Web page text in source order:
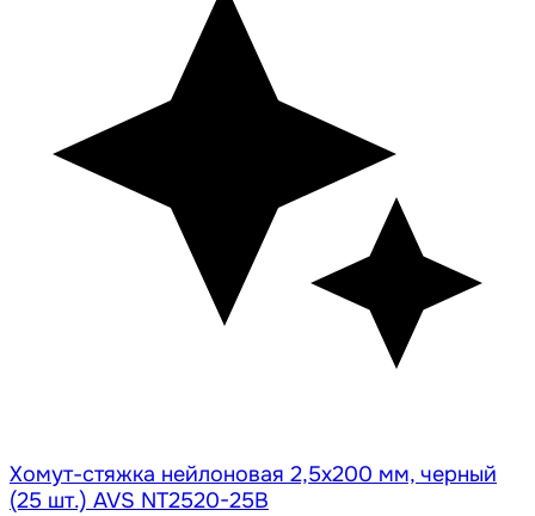
Хомут-стяжка нейлоновая 2,5х200 мм, черный
(25 шт.) AVS NT2520-25B